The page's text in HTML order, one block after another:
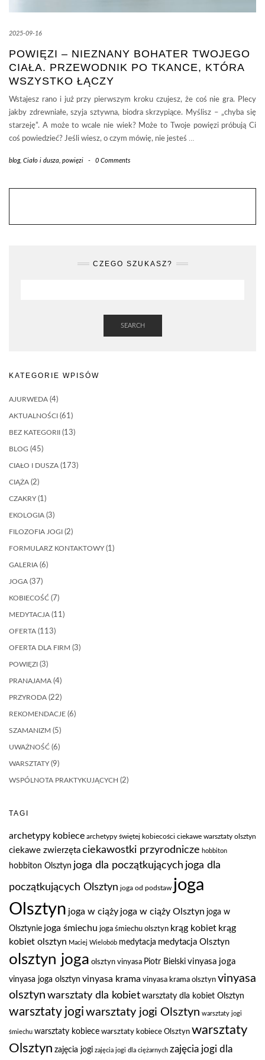
2025-09-16
POWIĘZI – NIEZNANY BOHATER TWOJEGO
CIAŁA. PRZEWODNIK PO TKANCE, KTÓRA
WSZYSTKO ŁĄCZY
Wstajesz rano i już przy pierwszym kroku czujesz, że coś nie gra. Plecy
jakby zdrewniałe, szyja sztywna, biodra skrzypiące. Myślisz – „chyba się
starzeję”. A może to wcale nie wiek? Może to Twoje powięzi próbują Ci
coś powiedzieć? Jeśli wiesz, o czym mówię, nie jesteś …
blog, Ciało i dusza powięzi - 0 Comments
CZEGO SZUKASZ?
SEARCH
KATEGORIE WPISÓW
AJURWEDA (4)
AKTUALNOŚCI (61)
BEZ KATEGORII (13)
BLOG (45)
CIAŁO I DUSZA (173)
CIĄŻA (2)
CZAKRY(1)
EKOLOGIA (3)
FILOZOFIA JOGI (2)
FORMULARZ KONTAKTOWY(1)
GALERIA (6)
JOGA (37)
KOBIECOŚĆ (7)
MEDYTACJA (11)
OFERTA (113)
OFERTA DLA FIRM (3)
POWIĘZI (3)
PRANAJAMA (4)
PRZYRODA (22)
REKOMENDACJE (6)
SZAMANIZM (5)
UWAŻNOŚĆ (6)
WARSZTATY(9)
WSPÓLNOTA PRAKTYKUJĄCYCH (2)
TAGI
archetypy kobiece archetypy świętej kobiecości ciekawe warsztaty olsztyn
ciekawe zwierzęta ciekawostki przyrodnicze hobbiton
hobbiton Olsztyn joga dla początkujących joga dla
początkujących Olsztyn joga od podstaw joga
Olsztyn joga w ciąży joga w ciąży Olsztyn joga w
Olsztynie joga śmiechu joga śmiechu olsztyn krąg kobiet krąg
kobiet olsztyn Maciej Wielobób medytacja medytacja Olsztyn
olsztyn joga olsztyn vinyasa Piotr Bielski vinyasa joga
vinyasa joga olsztyn vinyasa krama vinyasa krama olsztyn vinyasa
olsztyn warsztaty dla kobiet warsztaty dla kobiet Olsztyn
warsztaty jogi warsztaty jogi Olsztyn warsztaty jogi
śmiechu warsztaty kobiece warsztaty kobiece Olsztyn warsztaty
Olsztyn zajęcia jogi zajęcia jogi dla ciężarnych zajęcia jogi dla